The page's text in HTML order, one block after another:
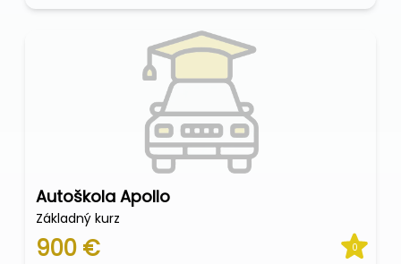
Autoškola Apollo
Základný kurz
900 € 0